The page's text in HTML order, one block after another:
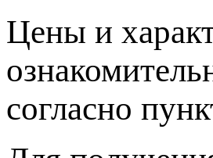
Цeны и
согласно